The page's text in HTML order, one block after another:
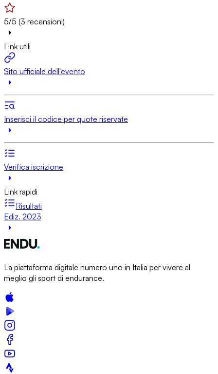
5/5 (3 recensioni)
Link utili
Sito ufficiale dell'evento
Inserisci il codice per quote riservate
Verifica iscrizione
Link rapidi
Risultati
Ediz. 2023
La piattaforma digitale numero uno in Italia per vivere al
meglio gli sport di endurance.